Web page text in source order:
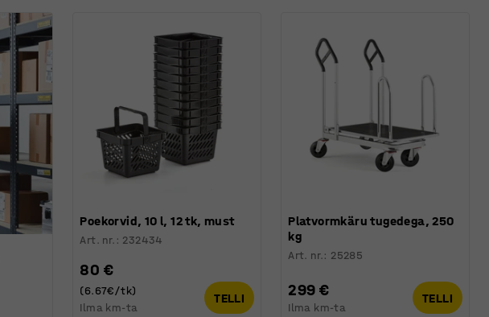
Poekorvid, 10 l, 12 tk, must
Art. nr. : 232434
80 €
(6.67€/tk)
Ilma km-ta
TELLI
Platvormkäru tugedega, 250
kg
Art. nr.: 25285
299 €
Ilma km-ta
TELLI